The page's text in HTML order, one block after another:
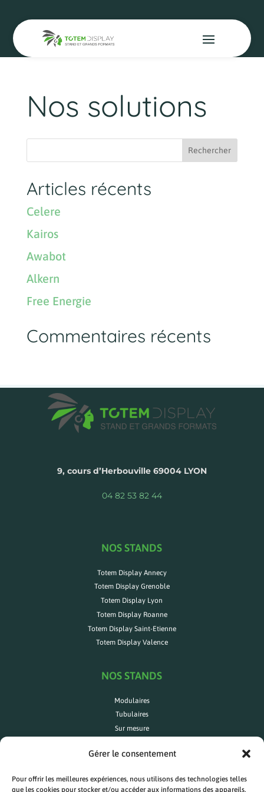
Gérer le consentement
Pour offrir les meilleures expériences, nous utilisons des technologies telles
que les cookies pour stocker et/ou accéder aux informations des appareils.
Nos solutions
Articles récents
Celere
Kairos
Awabot
Alkern
Free Energie
Commentaires récents
9, cours d’Herbouville 69004 LYON
04 82 53 82 44
NOS STANDS
Totem Display Annecy
Totem Display Grenoble
Totem Display Lyon
Totem Display Roanne
Totem Display Saint-Etienne
Totem Display Valence
NOS STANDS
Modulaires
Tubulaires
Sur mesure
Caissons lumineux